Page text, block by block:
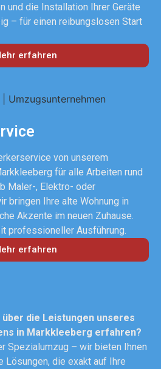
und die Installation Ihrer Geräte
– für einen reibungslosen Start
erfahren
von unserem
für alle Arbeiten rund
Maler-, Elektro- oder
bringen Ihre alte Wohnung in
Akzente im neuen Zuhause.
professioneller Ausführung.
erfahren
die Leistungen unseres
in Markkleeberg erfahren?
Spezialumzug – wir bieten Ihnen
Lösungen, die exakt auf Ihre